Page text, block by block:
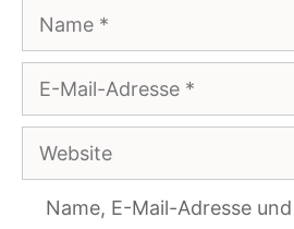
Name
E-
Mail-
Adresse
Website
Name, E-Mail-Adresse